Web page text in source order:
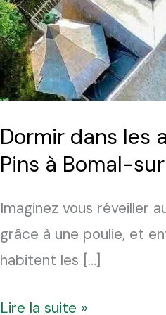
Dormir dans les
Pins à Bomal-
Imaginez vous réveiller
grâce à une poulie, et
habitent les […]
Lire la suite »